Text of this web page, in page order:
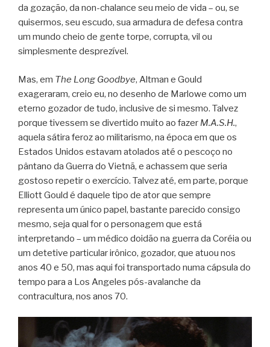
da gozação, da non-chalance seu meio de vida – ou, se
quisermos, seu escudo, sua armadura de defesa contra
um mundo cheio de gente torpe, corrupta, vil ou
simplesmente desprezível.
Mas, em The Long Goodbye, Altman e Gould
exageraram, creio eu, no desenho de Marlowe como um
eterno gozador de tudo, inclusive de si mesmo. Talvez
porque tivessem se divertido muito ao fazer M.A.S.H.,
aquela sátira feroz ao militarismo, na época em que os
Estados Unidos estavam atolados até o pescoço no
pântano da Guerra do Vietnã, e achassem que seria
gostoso repetir o exercício. Talvez até, em parte, porque
Elliott Gould é daquele tipo de ator que sempre
representa um único papel, bastante parecido consigo
mesmo, seja qual for o personagem que está
interpretando – um médico doidão na guerra da Coréia ou
um detetive particular irônico, gozador, que atuou nos
anos 40 e 50, mas aqui foi transportado numa cápsula do
tempo para a Los Angeles pós-avalanche da
contracultura, nos anos 70.